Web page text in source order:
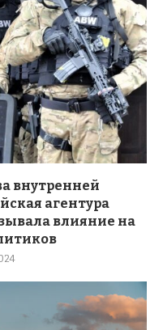
внутренней
агентура
влияние на